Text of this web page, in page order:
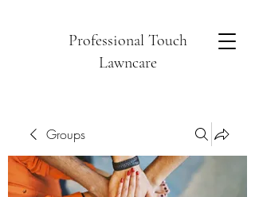
Professional Touch
Lawncare
Groups